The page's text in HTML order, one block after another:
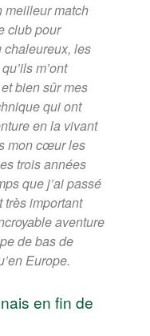
meilleur match
club pour
chaleureux, les
m’ont
bien sûr mes
qui ont
en la vivant
mon cœur les
trois années
que j’ai passé
très important
aventure
de bas de
Europe.
en fin de